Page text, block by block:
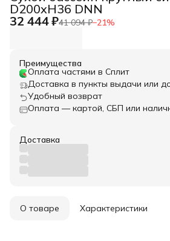
D200xH36 DNN
32 444 ₽41 094 ₽−21%
Преимущества
Оплата частями в Сплит
Доставка в пункты выдачи или
Удобный возврат
Оплата — картой, СБП или
Доставка
О товаре Характеристики